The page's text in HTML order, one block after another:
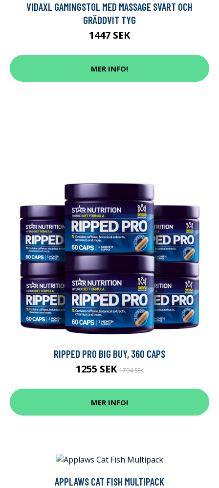
VIDAXL GAMINGSTOL MED MASSAGE SVART OCH
GRÄDDVIT TYG
1447 SEK
MER INFO!
RIPPED PRO BIG BUY, 360 CAPS
1255 SEK1794 SEK
MER INFO!
APPLAWS CAT FISH MULTIPACK